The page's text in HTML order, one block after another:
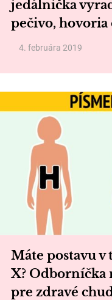
jedálnička
pečivo,
4. februára 2019
Máte postavu v
X? Odborníčka
pre zdravé